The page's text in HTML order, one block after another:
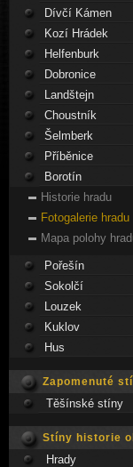
Dívčí Kámen
Kozí Hrádek
Helfenburk
Dobronice
Landštejn
Choustník
Šelmberk
Příběnice
Borotín
Historie hradu
Fotogalerie hradu
Mapa polohy
Pořešín
Sokolčí
Louzek
Kuklov
Hus
Zapomenuté
Těšínské stíny
Stíny historie
Hrady